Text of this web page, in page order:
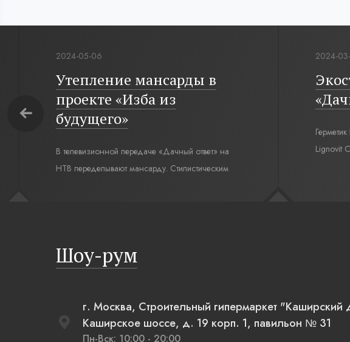
2024-05-06
Утепление мансарды в
проекте «Изба из
будущего»
В телевизионной передаче «Дачный ответ» на
НТВ переделывают мансарду. Стилистическим
напоминающие плетеные вазы.
2024-
Lignovit
Шоу-рум
г. Москва, Строительный гипермаркет "Каширский
Каширское шоссе, д. 19 корп. 1, павильон № 31
Пн-Вск: 10:00 - 20:00